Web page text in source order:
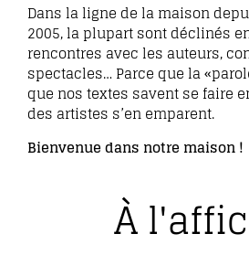
Dans la ligne de la maison
2005, la plupart sont déclinés
rencontres avec les auteurs,
spectacles… Parce que la
que nos textes savent se faire
des artistes s’en emparent.
Bienvenue dans notre maison !
À